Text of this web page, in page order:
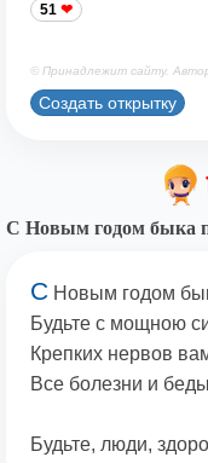
51
© Принадлежит сайту.
Создать открытку
С Новым годом быка
С Новым годом
Будьте с мощною
Крепких нервов
Все болезни и
Будьте, люди,